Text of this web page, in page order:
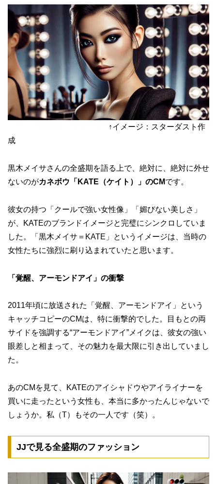
↑イメージ：スターダスト作
成
黒木メイサさんの全盛期を語る上で、絶対に、絶対に外せ
ないのがカネボウ「KATE（ケイト）」のCMです。
彼女の持つ「クールで強い女性像」「媚びない美しさ」
が、KATEのブランドイメージと完璧にシンクロしていま
した。「黒木メイサ＝KATE」というイメージは、当時の
女性たちに強烈に刷り込まれていたと思います。
「覚醒、アーモンドアイ」の衝撃
2011年頃に放送された「覚醒、アーモンドアイ」という
キャッチコピーのCMは、特に衝撃的でした。目もとの両
サイドを強調する“アーモンドアイ”メイクは、彼女の強い
眼差しと相まって、その魅力を最大限に引き出していまし
た。
あのCMを見て、KATEのアイシャドウやアイライナーを
買いに走ったという女性も、本当に多かったんじゃないで
しょうか。私（T）もその一人です（笑）。
JJで見る全盛期のファッション